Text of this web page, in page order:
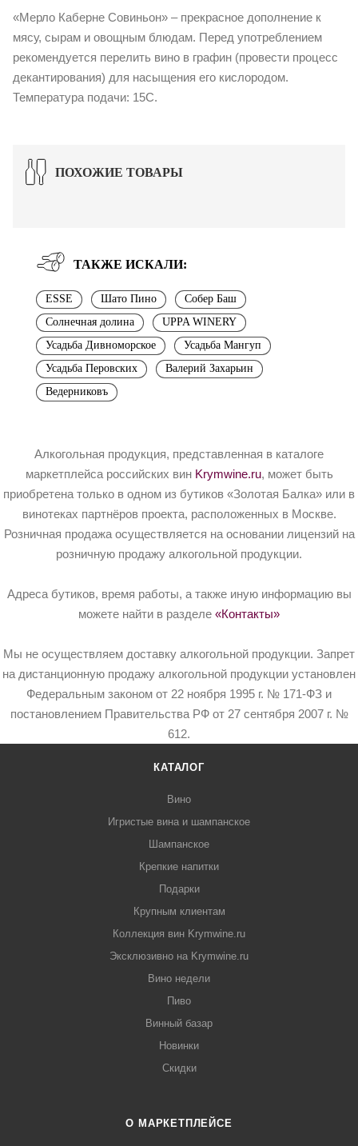
«Мерло Каберне Совиньон» – прекрасное дополнение к
мясу, сырам и овощным блюдам. Перед употреблением
рекомендуется перелить вино в графин (провести процесс
декантирования) для насыщения его кислородом.
Температура подачи: 15С.
ПОХОЖИЕ ТОВАРЫ
ТАКЖЕ ИСКАЛИ:
ESSE Шато Пино
Собер Баш
Солнечная долина
UPPA WINERY
Усадьба Дивноморское
Усадьба Мангуп
Усадьба Перовских
Валерий Захарьин
Ведерниковъ
Алкогольная продукция, представленная в каталоге
маркетплейса российских вин Krymwine.ru, может быть
приобретена только в одном из бутиков «Золотая Балка» или в
винотеках партнёров проекта, расположенных в Москве.
Розничная продажа осуществляется на основании лицензий на
розничную продажу алкогольной продукции.
Адреса бутиков, время работы, а также иную информацию вы
можете найти в разделе «Контакты»
Мы не осуществляем доставку алкогольной продукции. Запрет
на дистанционную продажу алкогольной продукции установлен
Федеральным законом от 22 ноября 1995 г. № 171-ФЗ и
постановлением Правительства РФ от 27 сентября 2007 г. №
612.
КАТАЛОГ
Вино
Игристые вина и шампанское
Шампанское
Крепкие напитки
Подарки
Крупным клиентам
Коллекция вин Krymwine.ru
Эксклюзивно на Krymwine.ru
Вино недели
Пиво
Винный базар
Новинки
Скидки
О МАРКЕТПЛЕЙСЕ